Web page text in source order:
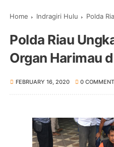
Home Indragiri Hulu Polda Riau
Polda Riau
Organ Harimau
FEBRUARY 16, 2020 0